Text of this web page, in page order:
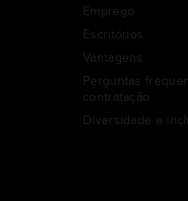
Emprego
Escritórios
Vantagens
Perguntas
contratação
Diversidade e